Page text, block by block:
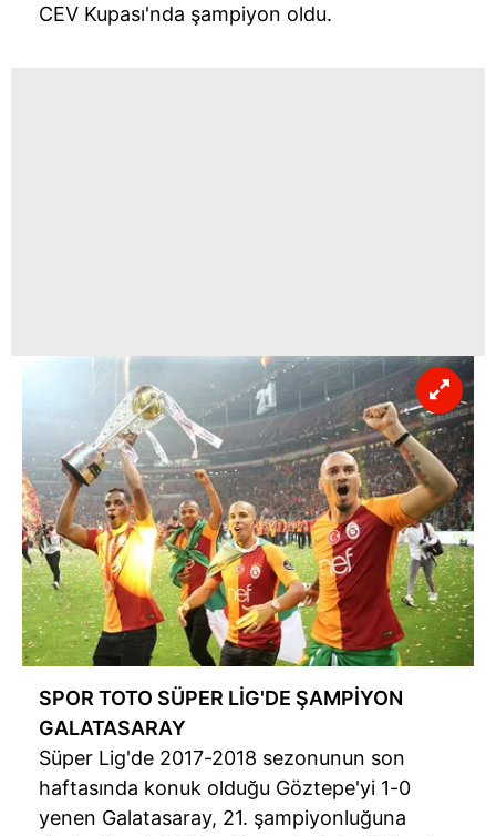
CEV Kupası'nda şampiyon oldu.
SPOR TOTO SÜPER LİG'DE ŞAMPİYON
GALATASARAY
Süper Lig'de 2017-2018 sezonunun son
haftasında konuk olduğu Göztepe'yi 1-0
yenen Galatasaray, 21. şampiyonluğuna